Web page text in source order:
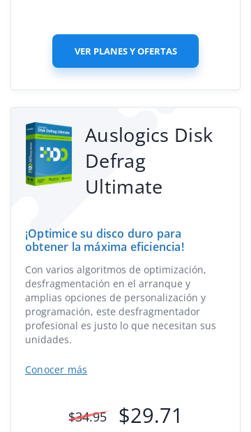
VER PLANES Y OFERTAS
Auslogics Disk
Defrag
Ultimate
¡Optimice su disco duro para
obtener la máxima eficiencia!
Con varios algoritmos de optimización,
desfragmentación en el arranque y
amplias opciones de personalización y
programación, este desfragmentador
profesional es justo lo que necesitan sus
unidades.
Conocer más
$34.95 $29.71